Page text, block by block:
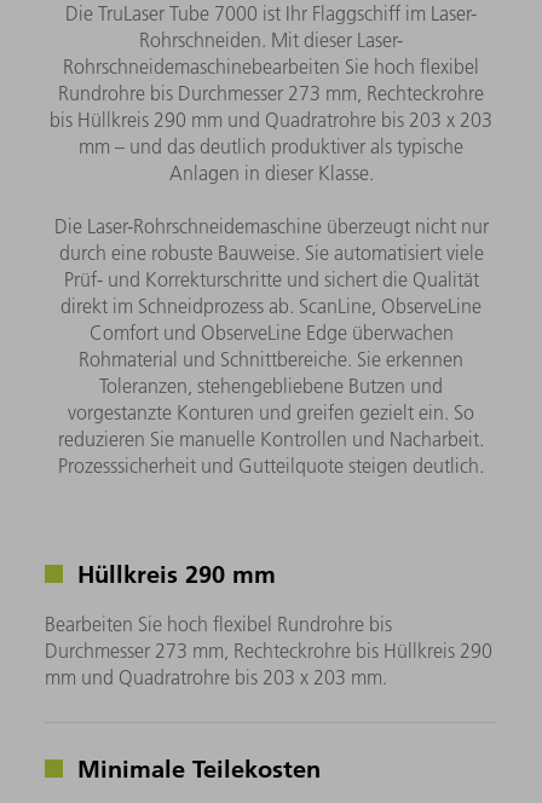
Die TruLaser Tube 7000 ist Ihr Flaggschiff im Laser-
Rohrschneiden. Mit dieser Laser-
Rohrschneidemaschinebearbeiten Sie hoch flexibel
Rundrohre bis Durchmesser 273 mm, Rechteckrohre
bis Hüllkreis 290 mm und Quadratrohre bis 203 x 203
mm – und das deutlich produktiver als typische
Anlagen in dieser Klasse.
Die Laser-Rohrschneidemaschine überzeugt nicht nur
durch eine robuste Bauweise. Sie automatisiert viele
Prüf- und Korrekturschritte und sichert die Qualität
direkt im Schneidprozess ab. ScanLine, ObserveLine
Comfort und ObserveLine Edge überwachen
Rohmaterial und Schnittbereiche. Sie erkennen
Toleranzen, stehengebliebene Butzen und
vorgestanzte Konturen und greifen gezielt ein. So
reduzieren Sie manuelle Kontrollen und Nacharbeit.
Prozesssicherheit und Gutteilquote steigen deutlich.
Hüllkreis 290 mm
Bearbeiten Sie hoch flexibel Rundrohre bis
Durchmesser 273 mm, Rechteckrohre bis Hüllkreis 290
mm und Quadratrohre bis 203 x 203 mm.
Minimale Teilekosten